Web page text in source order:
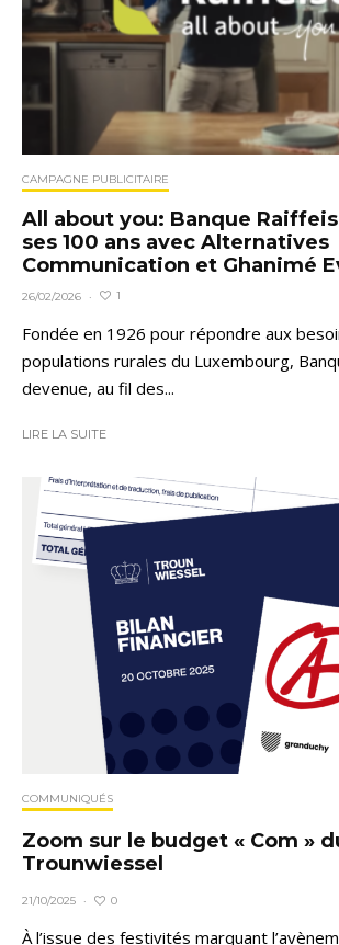
CAMPAGNE PUBLICITAIRE
All about you: Banque
ses 100 ans avec Alternatives
Communication et Ghanimé
26/02/2026 · 1
Fondée en 1926 pour répondre aux
populations rurales du Luxembourg,
devenue, au fil des...
LIRE LA SUITE
COMMUNIQUÉS
Zoom sur le budget « Com »
Trounwiessel
21/10/2025 · 0
À l’issue des festivités marquant